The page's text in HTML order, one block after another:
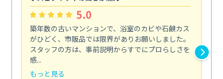
5.0
築年数の古いマンションで、浴室のカビや石鹸カス
がひどく、市販品では限界がありお願いしました。
スタッフの方は、事前説明からすでにプロらしさを
感...
もっと見る